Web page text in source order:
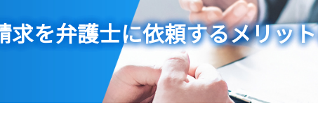
求を弁護士に依頼するメリッ